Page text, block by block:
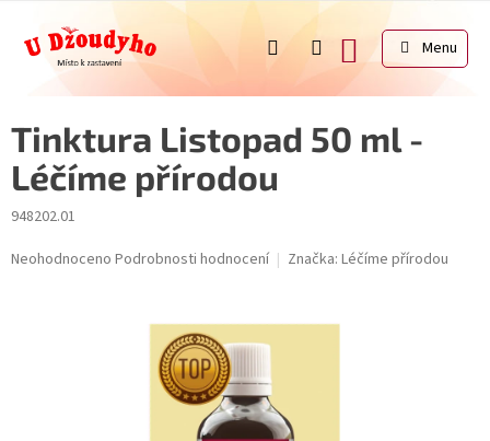
obsah
NÁKUPNÍ
KOŠÍK
Tinktura Listopad 50 ml -
Léčíme přírodou
948202.01
Průměrné
Neohodnoceno Podrobnosti hodnocení Značka: Léčíme přírodou